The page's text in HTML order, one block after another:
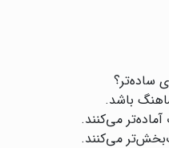
ساده‌تر؟
باشد.
آماده‌تر می‌کنند.
می‌کنند.